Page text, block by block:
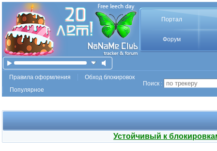
Портал
Форум
Правила оформления
Обход блокировок
Популярное
Поиск :
Устойчивый к